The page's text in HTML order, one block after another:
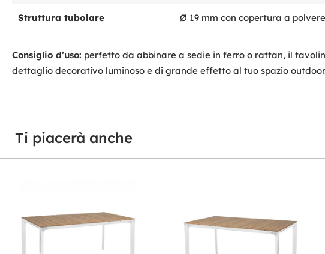
Struttura tubolare Ø 19 mm con copertura a
Consiglio d’uso: perfetto da abbinare a sedie in ferro o rattan, il
dettaglio decorativo luminoso e di grande effetto al tuo spazio
Ti piacerà anche